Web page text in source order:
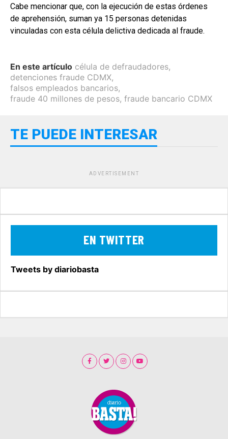
Cabe mencionar que, con la ejecución de estas órdenes
de aprehensión, suman ya 15 personas detenidas
vinculadas con esta célula delictiva dedicada al fraude.
En este artículo célula de defraudadores,
detenciones fraude CDMX,
falsos empleados bancarios,
fraude 40 millones de pesos, fraude bancario CDMX
TE PUEDE INTERESAR
ADVERTISEMENT
EN TWITTER
Tweets by diariobasta